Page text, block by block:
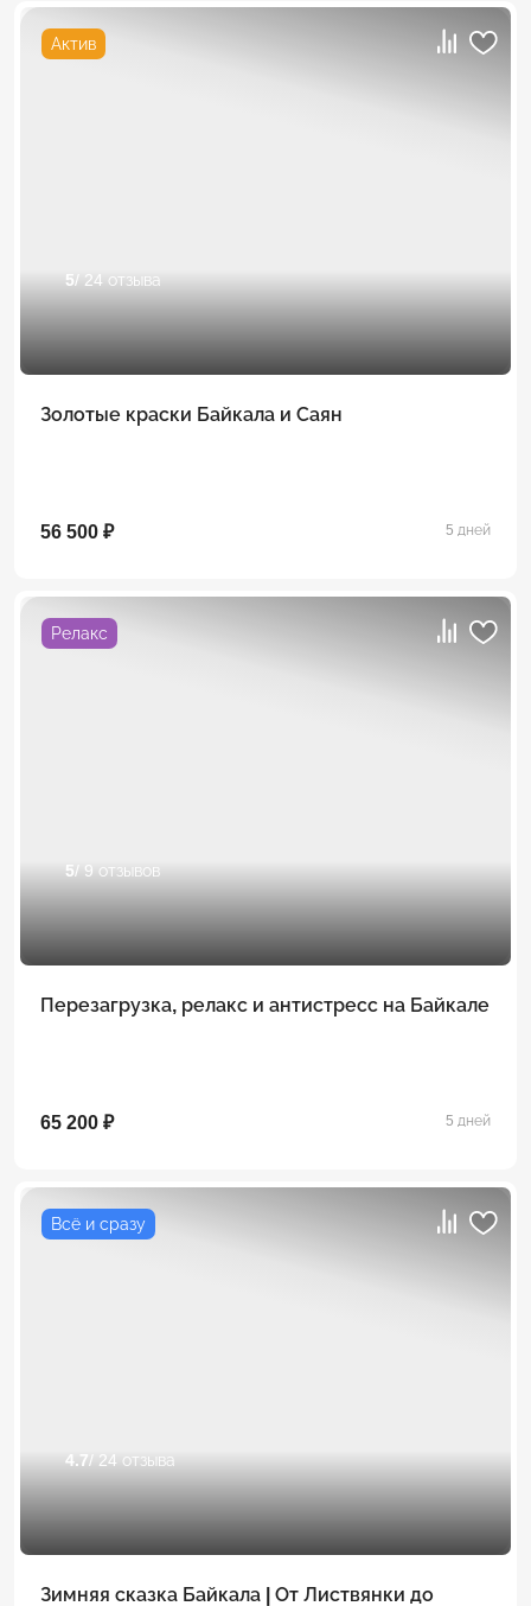
Актив
5/ 24 отзыва
Золотые краски Байкала и Саян
56 500 ₽ 5 дней
Релакс
5/ 9 отзывов
Перезагрузка, релакс и антистресс на Байкале
65 200 ₽ 5 дней
Всё и сразу
4.7/ 24 отзыва
Зимняя сказка Байкала | От Листвянки до